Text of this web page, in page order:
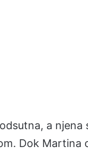
a njena
Dok Martina